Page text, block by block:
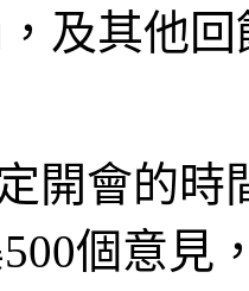
及其他
開會的時
個意見